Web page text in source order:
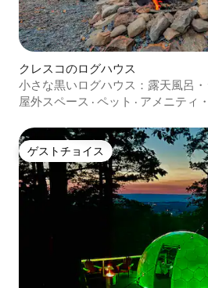
クレスコのログハウス
小さな黒いログハウス：露天風呂
／サウナ
屋外スペース · ペット · アメニティ
ゲストチョイス
ゲストチョイス